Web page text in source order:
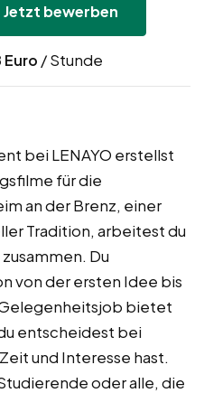
Jetzt bewerben
Euro / Stunde
bei LENAYO erstellst
für die
an der Brenz, einer
Tradition, arbeitest du
Du
von der ersten Idee bis
bietet
entscheidest bei
und Interesse hast.
oder alle, die